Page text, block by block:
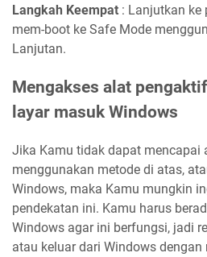
Langkah Keempat : Lanjutkan ke
mem-boot ke Safe Mode
Lanjutan.
Mengakses alat
layar masuk Windows
Jika Kamu tidak dapat mencapai
menggunakan metode di atas,
Windows, maka Kamu mungkin
pendekatan ini. Kamu harus
Windows agar ini berfungsi, jadi
atau keluar dari Windows dengan